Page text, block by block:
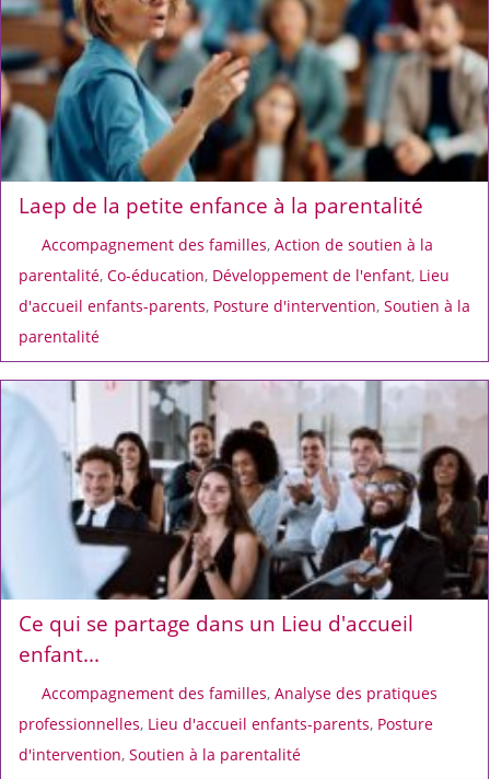
Laep de la petite enfance à la parentalité
Accompagnement des familles, Action de soutien à la
parentalité, Co-éducation, Développement de l'enfant, Lieu
d'accueil enfants-parents, Posture d'intervention, Soutien à la
parentalité
Ce qui se partage dans un Lieu d'accueil
enfant...
Accompagnement des familles, Analyse des pratiques
professionnelles, Lieu d'accueil enfants-parents, Posture
d'intervention, Soutien à la parentalité